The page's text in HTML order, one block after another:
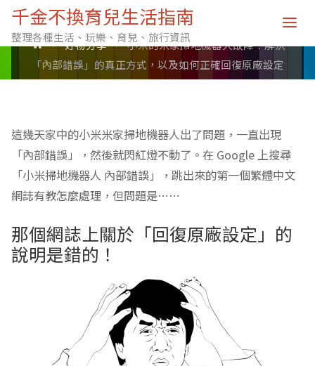
千金不換育兒生活指南
整理各種生活、玩樂、育兒、旅行資訊
Posted by 總管Ｄ on
Home好物分享
小米的米家掃地機器人故障！解決
「內部錯誤」的真正方式，以及如何正確回復原廠設定
這幾天家中的小米米家掃地機器人出了問題，一直出現
「內部錯誤」，然後就閃紅燈不動了。在 Google 上搜尋
「小米掃地機器人 內部錯誤」，跳出來的第一個繁體中文
網誌有教怎麼處理，但問題是……
那個網誌上關於「回復原廠設定」的
說明是錯的！